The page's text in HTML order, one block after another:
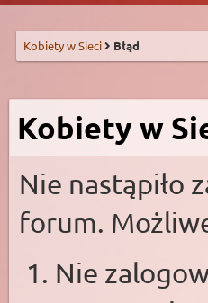
Kobiety w Sieci Błąd
Kobiety w
Nie nastąpiło
forum.
Nie